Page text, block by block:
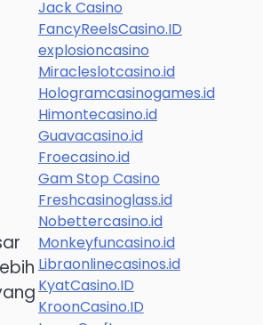
Jack Casino
FancyReelsCasino.ID
explosioncasino
Miracleslotcasino.id
Hologramcasinogames.id
Himontecasino.id
Guavacasino.id
Froecasino.id
Gam Stop Casino
Freshcasinoglass.id
Nobettercasino.id
Monkeyfuncasino.id
Libraonlinecasinos.id
KyatCasino.ID
KroonCasino.ID